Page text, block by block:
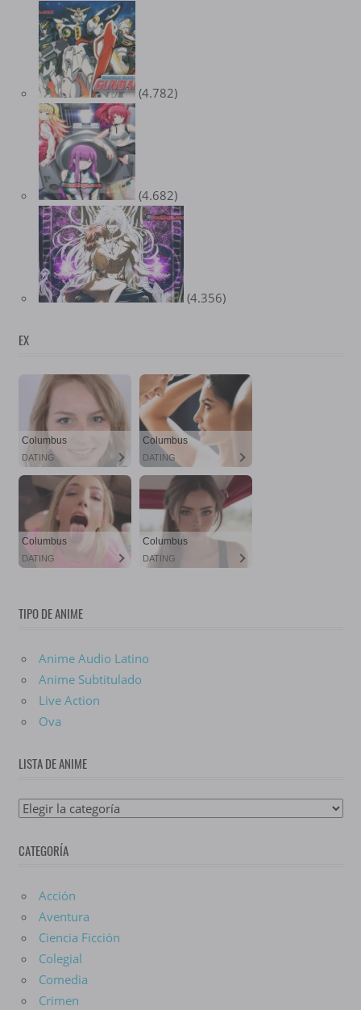
(4.782)
(4.682)
(4.356)
EX
TIPO DE ANIME
Anime Audio Latino
Anime Subtitulado
Live Action
Ova
LISTA DE ANIME
Lista
Anime
CATEGORÍA
Acción
Aventura
Ciencia Ficción
Colegial
Comedia
Crimen